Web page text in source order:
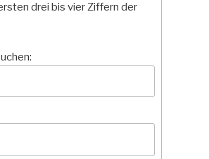
drei bis vier Ziffern der